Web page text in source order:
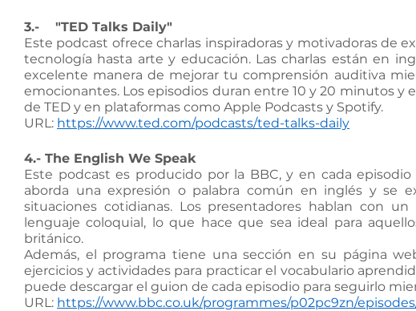
3.-    "TED Talks Daily"
Este podcast ofrece charlas inspiradoras y motivadoras de
tecnología hasta arte y educación. Las charlas están en
excelente manera de mejorar tu comprensión auditiva
emocionantes. Los episodios duran entre 10 y 20 minutos y
de TED y en plataformas como Apple Podcasts y Spotify.
URL: https://www.ted.com/podcasts/ted-talks-daily
4.- The English We Speak
Este podcast es producido por la BBC, y en cada
aborda una expresión o palabra común en inglés y se
situaciones cotidianas. Los presentadores hablan con
lenguaje coloquial, lo que hace que sea ideal para
británico.
Además, el programa tiene una sección en su página
ejercicios y actividades para practicar el vocabulario
puede descargar el guion de cada episodio para seguirlo
URL: https://www.bbc.co.uk/programmes/p02pc9zn/